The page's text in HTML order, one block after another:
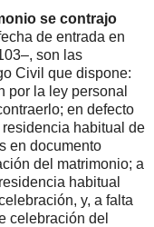
se contrajo
de entrada en
son las
Civil que dispone:
por la ley personal
en defecto
habitual de
en documento
del matrimonio; a
habitual
y, a falta
celebración del